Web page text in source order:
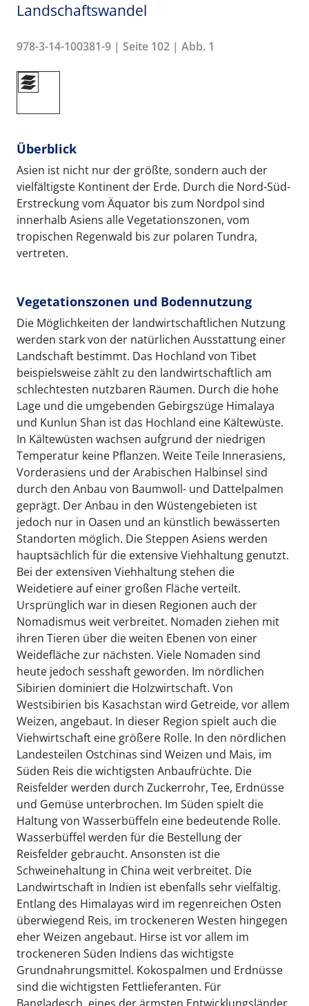
Landschaftswandel
978-3-14-100381-9 | Seite 102 | Abb. 1
Überblick
Asien ist nicht nur der größte, sondern auch der
vielfältigste Kontinent der Erde. Durch die Nord-Süd-
Erstreckung vom Äquator bis zum Nordpol sind
innerhalb Asiens alle Vegetationszonen, vom
tropischen Regenwald bis zur polaren Tundra,
vertreten.
Vegetationszonen und Bodennutzung
Die Möglichkeiten der landwirtschaftlichen Nutzung
werden stark von der natürlichen Ausstattung einer
Landschaft bestimmt. Das Hochland von Tibet
beispielsweise zählt zu den landwirtschaftlich am
schlechtesten nutzbaren Räumen. Durch die hohe
Lage und die umgebenden Gebirgszüge Himalaya
und Kunlun Shan ist das Hochland eine Kältewüste.
In Kältewüsten wachsen aufgrund der niedrigen
Temperatur keine Pflanzen. Weite Teile Innerasiens,
Vorderasiens und der Arabischen Halbinsel sind
durch den Anbau von Baumwoll- und Dattelpalmen
geprägt. Der Anbau in den Wüstengebieten ist
jedoch nur in Oasen und an künstlich bewässerten
Standorten möglich. Die Steppen Asiens werden
hauptsächlich für die extensive Viehhaltung genutzt.
Bei der extensiven Viehhaltung stehen die
Weidetiere auf einer großen Fläche verteilt.
Ursprünglich war in diesen Regionen auch der
Nomadismus weit verbreitet. Nomaden ziehen mit
ihren Tieren über die weiten Ebenen von einer
Weidefläche zur nächsten. Viele Nomaden sind
heute jedoch sesshaft geworden. Im nördlichen
Sibirien dominiert die Holzwirtschaft. Von
Westsibirien bis Kasachstan wird Getreide, vor allem
Weizen, angebaut. In dieser Region spielt auch die
Viehwirtschaft eine größere Rolle. In den nördlichen
Landesteilen Ostchinas sind Weizen und Mais, im
Süden Reis die wichtigsten Anbaufrüchte. Die
Reisfelder werden durch Zuckerrohr, Tee, Erdnüsse
und Gemüse unterbrochen. Im Süden spielt die
Haltung von Wasserbüffeln eine bedeutende Rolle.
Wasserbüffel werden für die Bestellung der
Reisfelder gebraucht. Ansonsten ist die
Schweinehaltung in China weit verbreitet. Die
Landwirtschaft in Indien ist ebenfalls sehr vielfältig.
Entlang des Himalayas wird im regenreichen Osten
überwiegend Reis, im trockeneren Westen hingegen
eher Weizen angebaut. Hirse ist vor allem im
trockeneren Süden Indiens das wichtigste
Grundnahrungsmittel. Kokospalmen und Erdnüsse
sind die wichtigsten Fettlieferanten. Für